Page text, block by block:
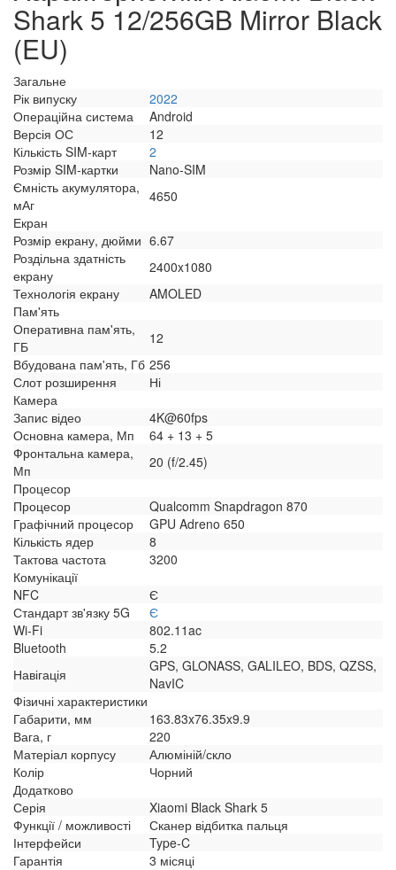
Shark 5 12/256GB Mirror Black
(EU)
Загальне
Рік випуску
2022
Операційна система
Android
Версія ОС
12
Кількість SIM-карт
2
Розмір SIM-картки
Nano-SIM
Ємність акумулятора,
мАг
4650
Екран
Розмір екрану, дюйми 6.67
Роздільна здатність
екрану
2400x1080
Технологія екрану
AMOLED
Пам'ять
Оперативна пам'ять,
ГБ
12
Вбудована пам'ять, Гб 256
Слот розширення
Ні
Камера
Запис відео
4K@60fps
Основна камера, Мп
64 + 13 + 5
Фронтальна камера,
Мп
20 (f/2.45)
Процесор
Процесор
Qualcomm Snapdragon 870
Графічний процесор
GPU Adreno 650
Кількість ядер
8
Тактова частота
3200
Комунікації
NFC
Є
Стандарт зв'язку 5G
Є
Wi-Fi
802.11ac
Bluetooth
5.2
Навігація
GPS, GLONASS, GALILEO, BDS, QZSS,
NavIC
Фізичні характеристики
Габарити, мм
163.83x76.35x9.9
Вага, г
220
Матеріал корпусу
Алюміній/скло
Колір
Чорний
Додатково
Серія
Xiaomi Black Shark 5
Функції / можливості
Сканер відбитка пальця
Інтерфейси
Type-C
Гарантія
3 місяці